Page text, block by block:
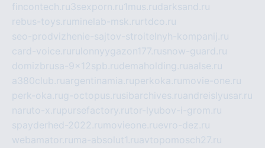
fincontech.ru3sexporn.ru1mus.rudarksand.ru
rebus-toys.ru minelab-msk.ru rtdco.ru
seo-prodvizhenie-sajtov-stroitelnyh-kompanij.ru
card-voice.ru rulonnyygazon177.rusnow-guard.ru
domizbrusa-9x12spb.rudemaholding.ruaalse.ru
a380club.ruargentinamia.ruperkoka.ru movie-one.ru
perk-oka.rug-octopus.rusibarchives.ruandreislyusar.ru
naruto-x.rupursefactory.rutor-lyubov-i-grom.ru
spayderhed-2022.ru movieone.ruevro-dez.ru
webamator.ru ma-absolut1.ruavtopomosch27.ru